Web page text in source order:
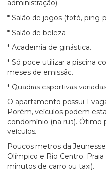
administração)
* Salão de jogos (totó, ping-
* Salão de beleza
* Academia de ginástica.
* Só pode utilizar a piscina
meses de emissão.
* Quadras esportivas variadas
O apartamento possui 1
Porém, veículos podem
condomínio (na rua). Ótimo
veículos.
Poucos metros da
Olímpico e Rio Centro.
minutos de carro ou taxi).